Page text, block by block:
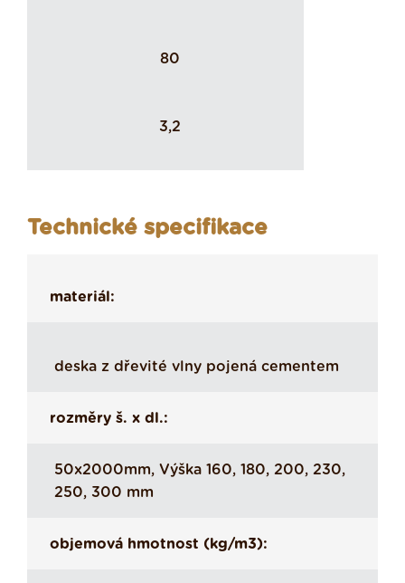
80
3,2
Technické specifikace
materiál:
deska z dřevité vlny pojená cementem
rozměry š. x dl.:
50x2000mm, Výška 160, 180, 200, 230,
250, 300 mm
objemová hmotnost (kg/m3):